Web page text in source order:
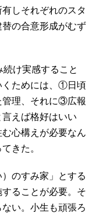
しそれぞれのスタ
の合意形成がむず
け実感すること
くためには、①日頃
理、それに③広報
えば格好はいい
心構えが必要なん
きた。
のすみ家」とする
ることが必要。そ
い。小生も頑張ろ